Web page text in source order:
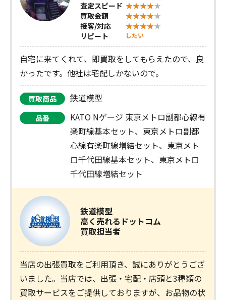
査定スピード
買取金額
接客/対応
リピート
したい
自宅に来てくれて、即買取をしてもらえたので、良
かったです。他社は宅配しかないので。
買取商品 鉄道模型
品番
KATO Nゲージ 東京メトロ副都心線有
楽町線基本セット、東京メトロ副都
心線有楽町線増結セット、東京メト
ロ千代田線基本セット、東京メトロ
千代田線増結セット
鉄道模型
高く売れるドットコム
買取担当者
当店の出張買取をご利用頂き、誠にありがとうござ
いました。当店では、出張・宅配・店頭と3種類の
買取サービスをご提供しておりますが、お品物の状